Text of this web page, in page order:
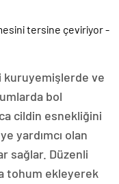
kuruyemişlerde ve
bol
cildin esnekliğini
yardımcı olan
sağlar. Düzenli
tohum ekleyerek